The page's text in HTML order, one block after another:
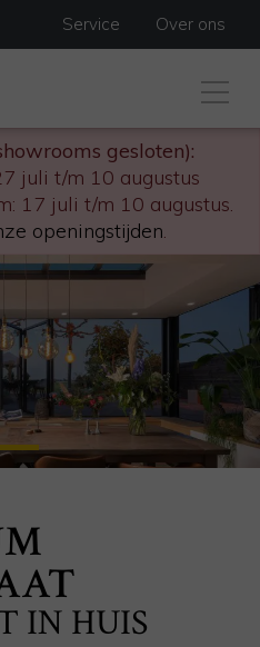
gesloten):
juli t/m 10 augustus
17 juli t/m 10 augustus.
openingstijden.
Service Over ons
IN HUIS